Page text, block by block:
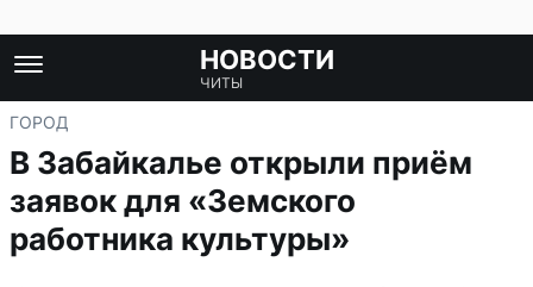
НОВОСТИ
ЧИТЫ
ГОРОД
В Забайкалье открыли приём
заявок для «Земского
работника культуры»